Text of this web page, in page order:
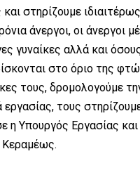
στηρίζουμε
άνεργοι, οι άνεργοι
γυναίκες αλλά και
στο όριο της
τους, δρομολογούμε
τους
η Υπουργός Εργασίας και
Κεραμέως.